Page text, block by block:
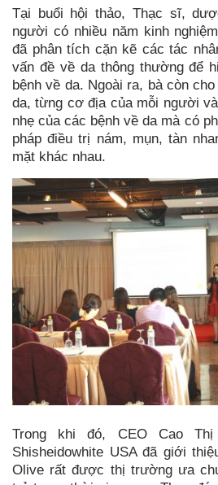
Tại buổi hội thảo, Thạc sĩ,
người có nhiều năm kinh
đã phân tích cặn kẽ các tác
vấn đề về da thông thường để
bệnh về da. Ngoài ra, bà còn
da, từng cơ địa của mỗi người
nhẹ của các bệnh về da mà có
pháp điều trị nám, mụn, tàn
mặt khác nhau.
Trong khi đó, CEO Cao
Shisheidowhite USA đã giới
Olive rất được thị trường ưa